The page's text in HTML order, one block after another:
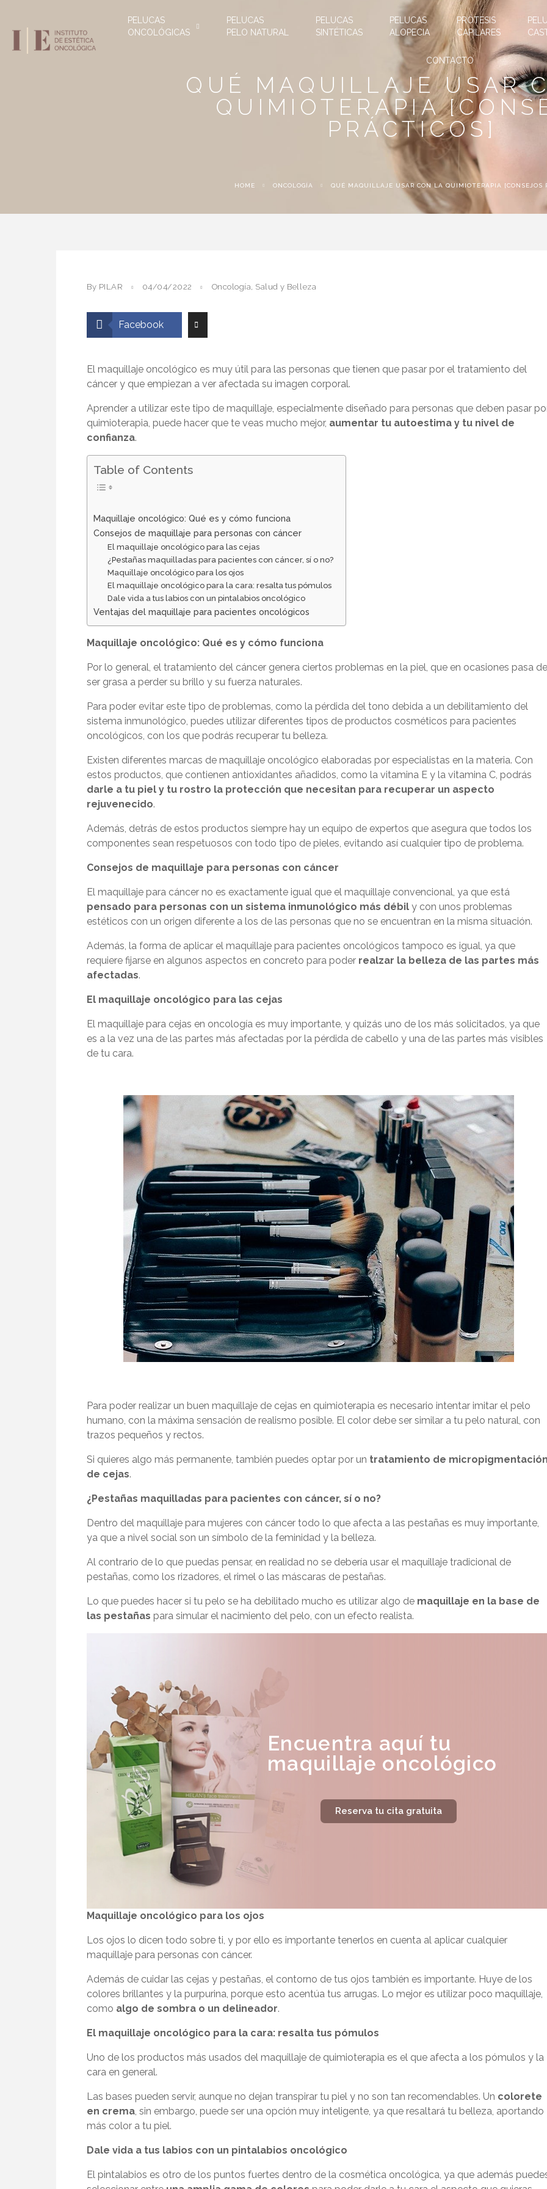
PELUCAS
ONCOLÓGICAS
PELUCAS
PELO NATURAL
PELUCAS
SINTÉTICAS
PELUCAS
ALOPECIA
PRÓTESIS
CAPILARES
CONTACTO
QUÉ MAQUILLAJE USAR
QUIMIOTERAPIA
PRÁCTICOS]
HOME ONCOLOGÍA QUÉ MAQUILLAJE USAR CON LA QUIMIOTERAPIA [CONSEJOS
By PILAR 04/04/2022 Oncología, Salud y Belleza
Facebook
El maquillaje oncológico es muy útil para las personas que tienen que pasar por el tratamiento del
cáncer y que empiezan a ver afectada su imagen corporal.
Aprender a utilizar este tipo de maquillaje, especialmente diseñado para personas que deben pasar
quimioterapia, puede hacer que te veas mucho mejor, aumentar tu autoestima y tu nivel de
confianza.
Table of Contents
Maquillaje oncológico: Qué es y cómo funciona
Consejos de maquillaje para personas con cáncer
El maquillaje oncológico para las cejas
¿Pestañas maquilladas para pacientes con cáncer, sí o no?
Maquillaje oncológico para los ojos
El maquillaje oncológico para la cara: resalta tus pómulos
Dale vida a tus labios con un pintalabios oncológico
Ventajas del maquillaje para pacientes oncológicos
Maquillaje oncológico: Qué es y cómo funciona
Por lo general, el tratamiento del cáncer genera ciertos problemas en la piel, que en ocasiones pasa de
ser grasa a perder su brillo y su fuerza naturales.
Para poder evitar este tipo de problemas, como la pérdida del tono debida a un debilitamiento del
sistema inmunológico, puedes utilizar diferentes tipos de productos cosméticos para pacientes
oncológicos , con los que podrás recuperar tu belleza.
Existen diferentes marcas de maquillaje oncológico elaboradas por especialistas en la materia. Con
estos productos, que contienen antioxidantes añadidos, como la vitamina E y la vitamina C, podrás
darle a tu piel y tu rostro la protección que necesitan para recuperar un aspecto
rejuvenecido.
Además, detrás de estos productos siempre hay un equipo de expertos que asegura que todos los
componentes sean respetuosos con todo tipo de pieles, evitando así cualquier tipo de problema.
Consejos de maquillaje para personas con cáncer
El maquillaje para cáncer no es exactamente igual que el maquillaje convencional, ya que está
pensado para personas con un sistema inmunológico más débil y con unos problemas
estéticos con un origen diferente a los de las personas que no se encuentran en la misma situación.
Además, la forma de aplicar el maquillaje para pacientes oncológicos tampoco es igual, ya que
requiere fijarse en algunos aspectos en concreto para poder realzar la belleza de las partes más
afectadas.
El maquillaje oncológico para las cejas
El maquillaje para cejas en oncología es muy importante, y quizás uno de los más solicitados, ya que
es a la vez una de las partes más afectadas por la pérdida de cabello y una de las partes más visibles
de tu cara.
Para poder realizar un buen maquillaje de cejas en quimioterapia es necesario intentar imitar el pelo
humano, con la máxima sensación de realismo posible. El color debe ser similar a tu pelo natural, con
trazos pequeños y rectos.
Si quieres algo más permanente, también puedes optar por un tratamiento de
de cejas.
¿Pestañas maquilladas para pacientes con cáncer, sí o no?
Dentro del maquillaje para mujeres con cáncer todo lo que afecta a las pestañas es muy importante,
ya que a nivel social son un símbolo de la feminidad y la belleza.
Al contrario de lo que puedas pensar, en realidad no se debería usar el maquillaje tradicional de
pestañas, como los rizadores, el rimel o las máscaras de pestañas.
Lo que puedes hacer si tu pelo se ha debilitado mucho es utilizar algo de maquillaje en la base de
las pestañas para simular el nacimiento del pelo, con un efecto realista.
Encuentra aquí tu
maquillaje oncológico
Reserva tu cita gratuita
Maquillaje oncológico para los ojos
Los ojos lo dicen todo sobre ti, y por ello es importante tenerlos en cuenta al aplicar cualquier
maquillaje para personas con cáncer.
Además de cuidar las cejas y pestañas, el contorno de tus ojos también es importante. Huye de los
colores brillantes y la purpurina, porque esto acentúa tus arrugas. Lo mejor es utilizar poco maquillaje,
como algo de sombra o un delineador.
El maquillaje oncológico para la cara: resalta tus pómulos
Uno de los productos más usados del maquillaje de quimioterapia es el que afecta a los pómulos y la
cara en general.
Las bases pueden servir, aunque no dejan transpirar tu piel y no son tan recomendables. Un colorete
en crema , sin embargo, puede ser una opción muy inteligente, ya que resaltará tu belleza, aportando
más color a tu piel.
Dale vida a tus labios con un pintalabios oncológico
El pintalabios es otro de los puntos fuertes dentro de la cosmética oncológica, ya que además